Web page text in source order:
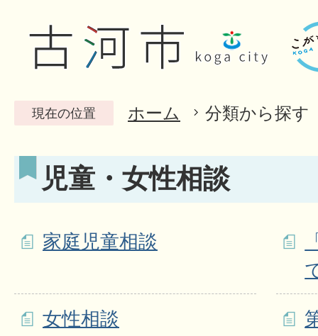
現在の位置 ホーム 分類から探す
児童・女性相談
家庭児童相談
女性相談